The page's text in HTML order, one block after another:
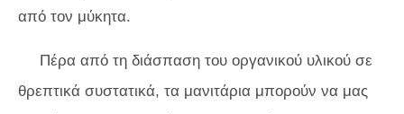
από τον μύκητα.
Πέρα από τη διάσπαση του οργανικού υλικού σε
θρεπτικά συστατικά, τα μανιτάρια μπορούν να μας